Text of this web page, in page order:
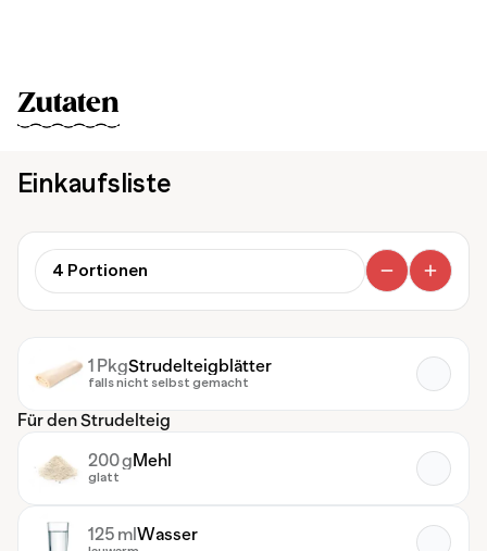
Zutaten